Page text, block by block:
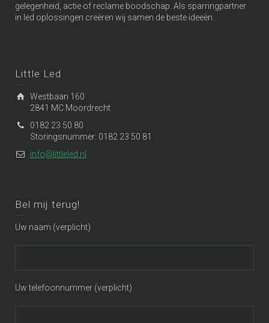
gelegenheid, actie of reclame boodschap. Als sparringpartner
in led oplossingen creëren wij samen de beste ideeën.
Little Led
Westbaan 160
2841 MC Moordrecht
0182 23 50 80
Storingsnummer: 0182 23 50 81
info@littleled.nl
Bel mij terug!
Uw naam (verplicht)
Uw telefoonnummer (verplicht)